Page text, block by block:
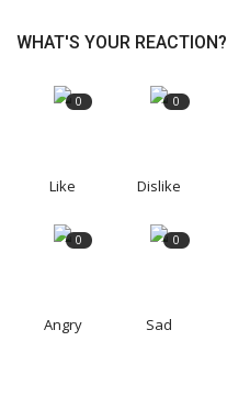
WHAT'S YOUR REACTION?
0
Like
0
Dislike
0
Angry
0
Sad